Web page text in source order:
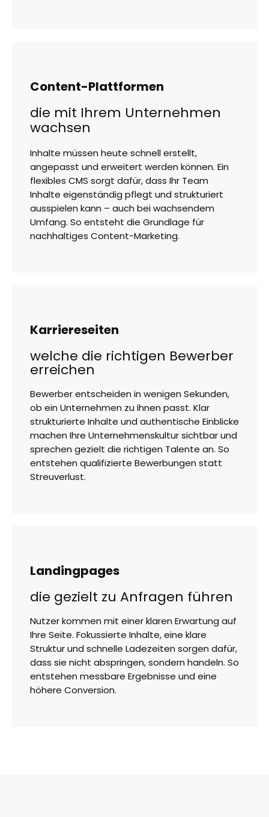
Content-Plattformen
die mit Ihrem Unternehmen
wachsen
Inhalte müssen heute schnell erstellt,
angepasst und erweitert werden können. Ein
flexibles CMS sorgt dafür, dass Ihr Team
Inhalte eigenständig pflegt und strukturiert
ausspielen kann – auch bei wachsendem
Umfang. So entsteht die Grundlage für
nachhaltiges Content-Marketing.
Karriereseiten
welche die richtigen Bewerber
erreichen
Bewerber entscheiden in wenigen Sekunden,
ob ein Unternehmen zu ihnen passt. Klar
strukturierte Inhalte und authentische Einblicke
machen Ihre Unternehmenskultur sichtbar und
sprechen gezielt die richtigen Talente an. So
entstehen qualifizierte Bewerbungen statt
Streuverlust.
Landingpages
die gezielt zu Anfragen führen
Nutzer kommen mit einer klaren Erwartung auf
Ihre Seite. Fokussierte Inhalte, eine klare
Struktur und schnelle Ladezeiten sorgen dafür,
dass sie nicht abspringen, sondern handeln. So
entstehen messbare Ergebnisse und eine
höhere Conversion.